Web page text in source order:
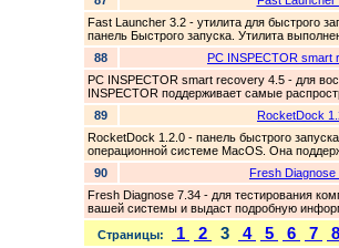
Fast Launcher 3.2 - утилита для быстрого
панель Быстрого запуска. Утилита
88
PC INSPECTOR smart
PC INSPECTOR smart recovery 4.5 - для
INSPECTOR поддерживает самые
89
RocketDock
RocketDock 1.2.0 - панель быстрого
операционной системе MacOS. Она
90
Fresh Diagnose
Fresh Diagnose 7.34 - для тестирования
вашей системы и выдаст подробную
Страницы:
1 2 3 4 5 6 7